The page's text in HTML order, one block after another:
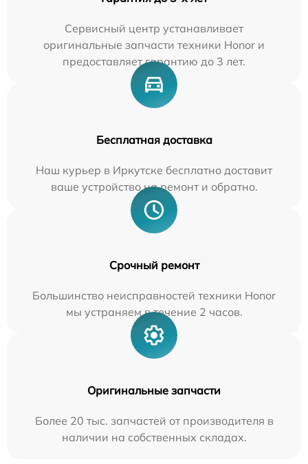
Сервисный центр устанавливает
оригинальные запчасти техники Honor и
предоставляет гарантию до 3 лет.
Бесплатная доставка
Наш курьер в Иркутске бесплатно доставит
ваше устройство на ремонт и обратно.
Срочный ремонт
Большинство неисправностей техники Honor
мы устраняем в течение 2 часов.
Оригинальные запчасти
Более 20 тыс. запчастей от производителя в
наличии на собственных складах.